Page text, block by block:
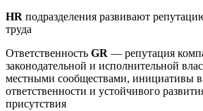
HR подразделения развивают
труда
Ответственность GR — репутация
законодательной и исполнительной
местными сообществами, инициативы в
ответственности и устойчивого
присутствия